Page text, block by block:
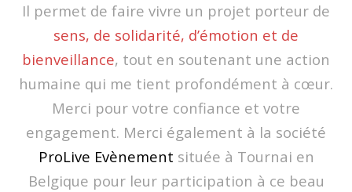
Il permet de faire vivre un projet porteur de
sens, de solidarité, d’émotion et de
bienveillance, tout en soutenant une action
humaine qui me tient profondément à cœur.
Merci pour votre confiance et votre
engagement. Merci également à la société
ProLive Evènement située à Tournai en
Belgique pour leur participation à ce beau